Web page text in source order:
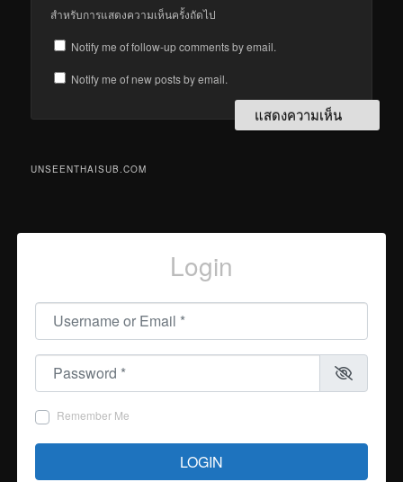
สำหรับการแสดงความเห็นครั้งถัดไป
Notify me of follow-up comments by email.
Notify me of new posts by email.
UNSEENTHAISUB.COM
Login
Username or Email
Password
Remember Me
LOGIN